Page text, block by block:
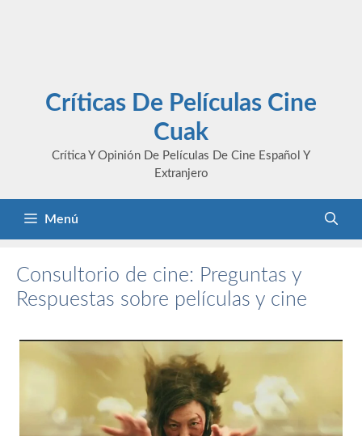
Críticas De Películas Cine
Cuak
Crítica Y Opinión De Películas De Cine Español Y
Extranjero
Menú
Consultorio de cine: Preguntas y
Respuestas sobre películas y cine